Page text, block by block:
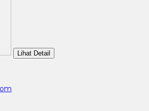
Lihat Detail